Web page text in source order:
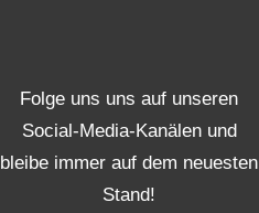
Folge uns uns auf unseren
Social-Media-Kanälen und
bleibe immer auf dem neuesten
Stand!